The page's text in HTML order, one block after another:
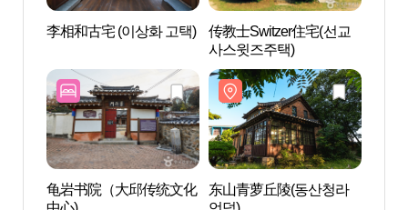
李相和古宅 (이상화 고택)
传教士Switzer住宅(선교
사스윗즈주택)
龟岩书院（大邱传统文化
东山青萝丘陵(동산청라